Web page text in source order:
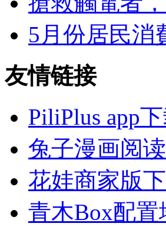
5月份居民消
友情链接
PiliPlus app
兔子漫画阅
花娃商家版
青木Box配